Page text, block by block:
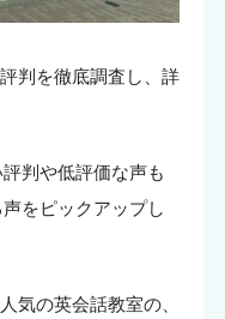
判を徹底調査し、詳
判や低評価な声も
をピックアップし
気の英会話教室の、